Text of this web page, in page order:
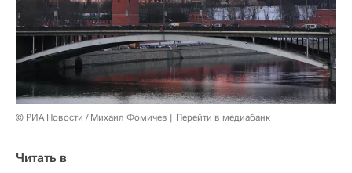
© РИА Новости / Михаил Фомичев Перейти в медиабанк
Читать в